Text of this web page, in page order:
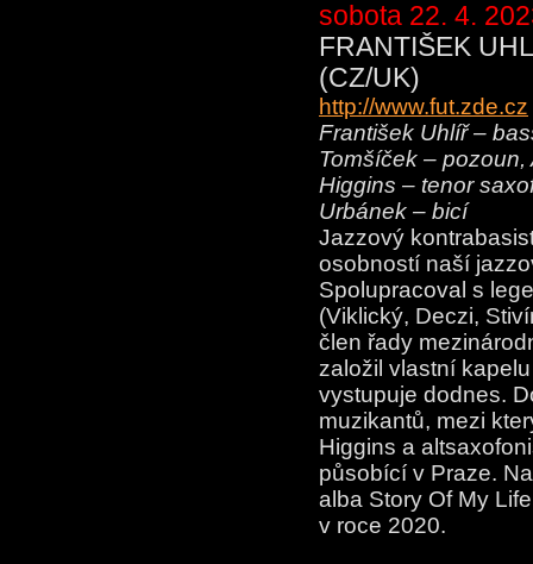
sobota 22. 4.
FRANTIŠEK
(CZ/UK)
http://www.fut.zde.cz
František Uhlíř –
Tomšíček –
Higgins – tenor
Urbánek – bicí
Jazzový
osobností naší
Spolupracoval s
(Viklický, Deczi,
člen řady
založil vlastní
vystupuje dodnes.
muzikantů, mezi
Higgins a
působící v Praze.
alba Story Of My
v roce 2020.